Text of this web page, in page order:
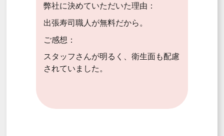
弊社に決めていただいた理由：
出張寿司職人が無料だから。
ご感想：
スタッフさんが明るく、衛生面も配慮
されていました。